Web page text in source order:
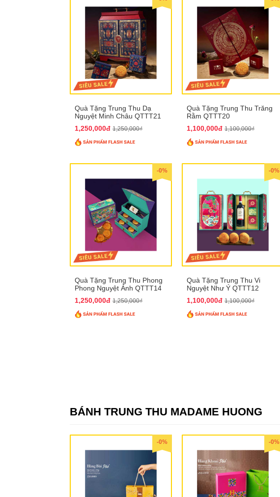
Quà Tặng Trung Thu Dạ
Nguyệt Minh Châu QTTT21
1,250,000đ 1,250,000₫
Quà Tặng Trung Thu Trăng
Rằm QTTT20
1,100,000đ 1,100,000₫
-0%
Quà Tặng Trung Thu Phong
Phong Nguyệt Ảnh QTTT14
1,250,000đ 1,250,000₫
-0%
Quà Tặng Trung Thu Vi
Nguyệt Như Ý QTTT12
1,100,000đ 1,100,000₫
BÁNH TRUNG THU MADAME HUONG
-0% -0%